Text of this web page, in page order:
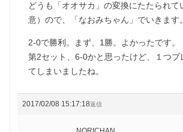
どうも「オオサカ」の変換にたたられて
意）ので、「なおみちゃん」でいきます。
2-0で勝利。まず、1勝。よかったです。
第2セット、6-0かと思ったけど、１つブ
てしまいましたね。
2017/02/08 15:17:18返信